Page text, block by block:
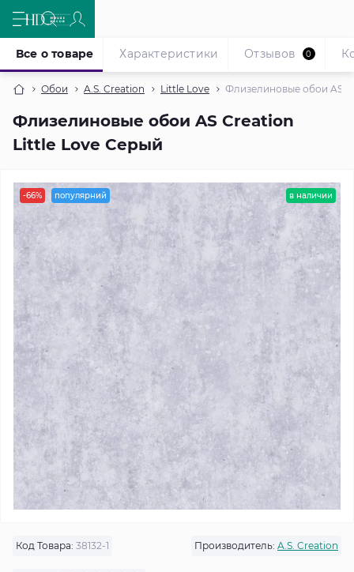
Обои A.S. Creation Little Love Флизелиновые обои AS
Флизелиновые обои AS Creation
Little Love Серый
Все о товаре Характеристики Отзывов 0
-66% популярний в наличии
Код Товара: 38132-1 Производитель: A.S. Creation